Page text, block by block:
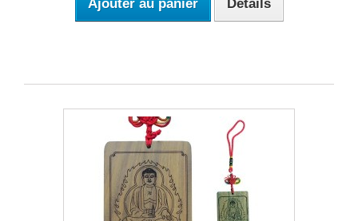
Ajouter au panier Détails